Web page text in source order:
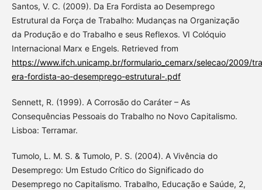
Santos, V. C. (2009). Da Era Fordista ao Desemprego
Estrutural da Força de Trabalho: Mudanças na Organização
da Produção e do Trabalho e seus Reflexos. VI Colóquio
Internacional Marx e Engels. Retrieved from
https://www.ifch.unicamp.br/formulario_cemarx/selecao/2009/
era-fordista-ao-desemprego-estrutural-.pdf
Sennett, R. (1999). A Corrosão do Caráter – As
Consequências Pessoais do Trabalho no Novo Capitalismo.
Lisboa: Terramar.
Tumolo, L. M. S. & Tumolo, P. S. (2004). A Vivência do
Desemprego: Um Estudo Crítico do Significado do
Desemprego no Capitalismo. Trabalho, Educação e Saúde, 2,